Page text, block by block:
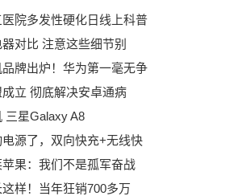
院多发性硬化日线上科普
对比 注意这些细节别
牌出炉！华为第一毫无争
立 彻底解决安卓通病
三星Galaxy A8
源了，双向快充+无线快
果：我们不是孤军奋战
样！当年狂销700多万